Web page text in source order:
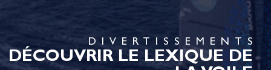
DIVERTISSEMENTS
DÉCOUVRIR LE LEXIQUE DE